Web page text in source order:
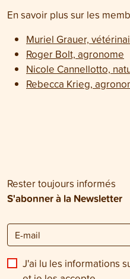
En savoir plus sur les
Muriel Grauer,
Roger Bolt, agronome
Nicole Cannellotto,
Rebecca Krieg,
Rester toujours informés
S'abonner à la Newsletter
J'ai lu les informations